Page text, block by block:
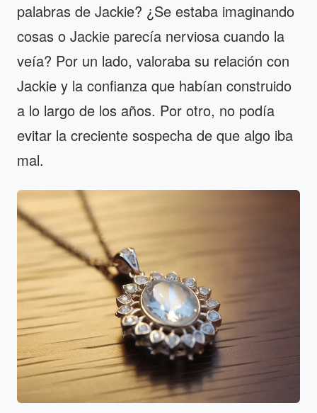
palabras de Jackie? ¿Se estaba imaginando
cosas o Jackie parecía nerviosa cuando la
veía? Por un lado, valoraba su relación con
Jackie y la confianza que habían construido
a lo largo de los años. Por otro, no podía
evitar la creciente sospecha de que algo iba
mal.